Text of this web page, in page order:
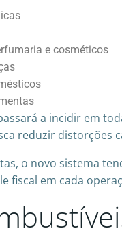
e cosméticos
a incidir em
reduzir distorções
o novo sistema
fiscal em cada